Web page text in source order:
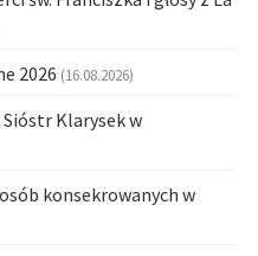
2026 (16.08.2026)
Klarysek w
konsekrowanych w